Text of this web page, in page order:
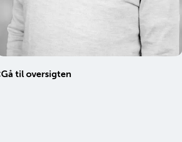
Gå til oversigten